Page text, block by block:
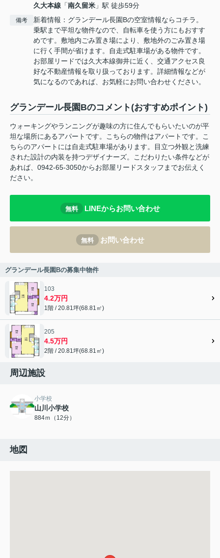
久大本線 「南久留米 」駅 徒歩59分
備考
新着情報：グランデール長園Bの空室情報ならコチラ。
乗駅まで平坦な物件なので、自転車を使う方にもおすす
めです。敷地内ごみ置き場により、敷地外のごみ置き場
に行く手間が省けます。自走式駐車場がある物件です。
お部屋リードでは久大本線御井に近く、交通アクセス良
好な不動産情報を取り扱っております。詳細情報などが
気になるのであれば、お気軽にお問い合わせください。
グランデール長園Bのコメント(おすすめポイント)
ウォーキングやランニングが趣味の方に住んでもらいたいのが平
坦な場所にあるアパートです。こちらの物件はアパートです。こ
ちらのアパートには自走式駐車場があります。目立つ外観と洗練
された設計の内装を持つデザイナーズ。こだわりたい条件などが
あれば、0942-65-3050からお部屋リードスタッフまでお伝えく
ださい。
無料 LINEからお問い合わせ
無料 お問い合わせ
グランデール長園Bの募集中物件
103
4.2万円
1階 / 20.81坪(68.81㎡)
205
4.5万円
2階 / 20.81坪(68.81㎡)
周辺施設
小学校
山川小学校
884ｍ（12分）
地図